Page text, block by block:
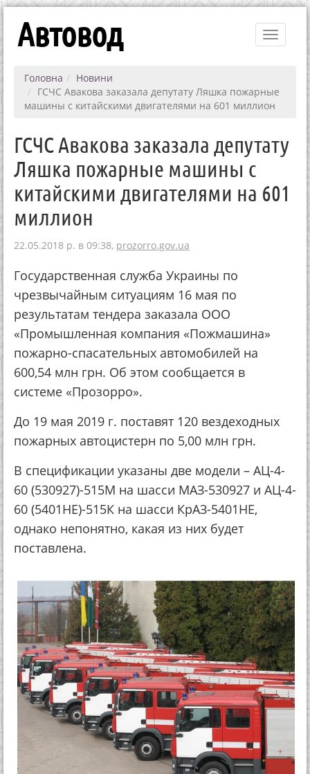
Toggle
Автовод
Головна
Новини
ГСЧС Авакова заказала депутату Ляшка пожарные
машины с китайскими двигателями на 601 миллион
ГСЧС Авакова заказала депутату
Ляшка пожарные машины с
китайскими двигателями на 601
миллион
22.05.2018 р. в 09:38, prozorro.gov.ua
Государственная служба Украины по
чрезвычайным ситуациям 16 мая по
результатам тендера заказала ООО
«Промышленная компания «Пожмашина»
пожарно-спасательных автомобилей на
600,54 млн грн. Об этом сообщается в
системе «Прозорро».
До 19 мая 2019 г. поставят 120 вездеходных
пожарных автоцистерн по 5,00 млн грн.
В спецификации указаны две модели – АЦ-4-
60 (530927)-515М на шасси МАЗ-530927 и АЦ-4-
60 (5401НЕ)-515К на шасси КрАЗ-5401НЕ,
однако непонятно, какая из них будет
поставлена.